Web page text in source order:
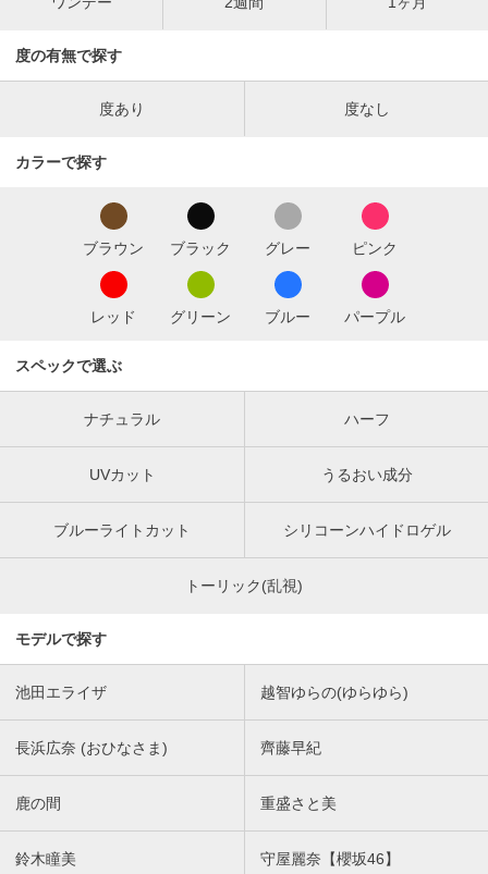
度の有無で探す
度あり 度なし
カラーで探す
ブラウン ブラック グレー ピンク
レッド グリーン ブルー パープル
スペックで選ぶ
ナチュラル ハーフ
UVカット うるおい成分
ブルーライトカット シリコーンハイドロゲル
トーリック(乱視)
モデルで探す
池田エライザ 越智ゆらの(ゆらゆら)
長浜広奈 (おひなさま) 齊藤早紀
鹿の間 重盛さと美
鈴木瞳美 守屋麗奈【櫻坂46】